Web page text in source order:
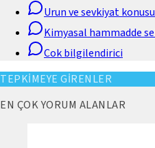
Urun ve sevkiyat
Kimyasal hammadde
Cok bilgilendirici
TEPKİMEYE GİRENLER
EN ÇOK YORUM ALANLAR